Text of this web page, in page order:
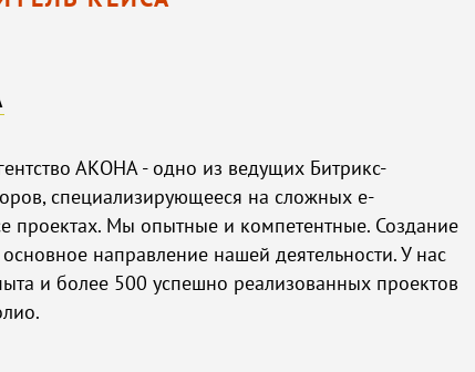
АКОНА - одно из ведущих Битрикс-
специализирующееся на сложных e-
проектах. Мы опытные и компетентные. Создание
направление нашей деятельности. У нас
и более 500 успешно реализованных проектов